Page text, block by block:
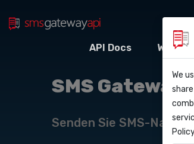
API Docs
SMS Gateway
Senden Sie SMS-
We
Policy